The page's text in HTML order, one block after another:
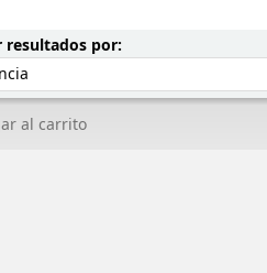
resultados por:Ordenar por:
al carrito